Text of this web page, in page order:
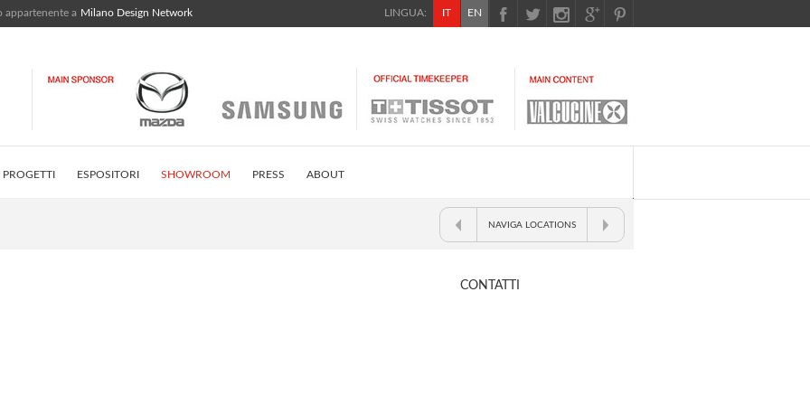
appartenente a Milano Design Network EN
IT
LINGUA:
PROGETTI ESPOSITORI SHOWROOM PRESS ABOUT
NAVIGA LOCATIONS
CONTATTI